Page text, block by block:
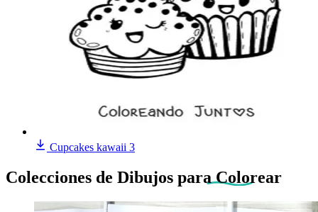
Cupcakes kawaii 3
Colecciones de Dibujos para Colorear